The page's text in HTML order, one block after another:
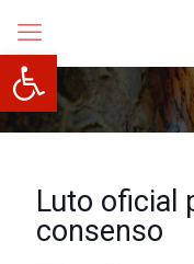
Abrir barra de
Luto oficial
consenso